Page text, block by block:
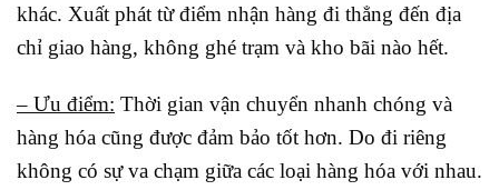
khác. Xuất phát từ điểm nhận hàng đi thẳng đến địa
chỉ giao hàng, không ghé trạm và kho bãi nào hết.
– Ưu điểm: Thời gian vận chuyển nhanh chóng và
hàng hóa cũng được đảm bảo tốt hơn. Do đi riêng
không có sự va chạm giữa các loại hàng hóa với nhau.